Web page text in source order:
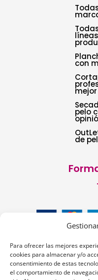
Para ofrecer las mejores
cookies para almacenar y/o
consentimiento de estas
el comportamiento de
con
pelo
de